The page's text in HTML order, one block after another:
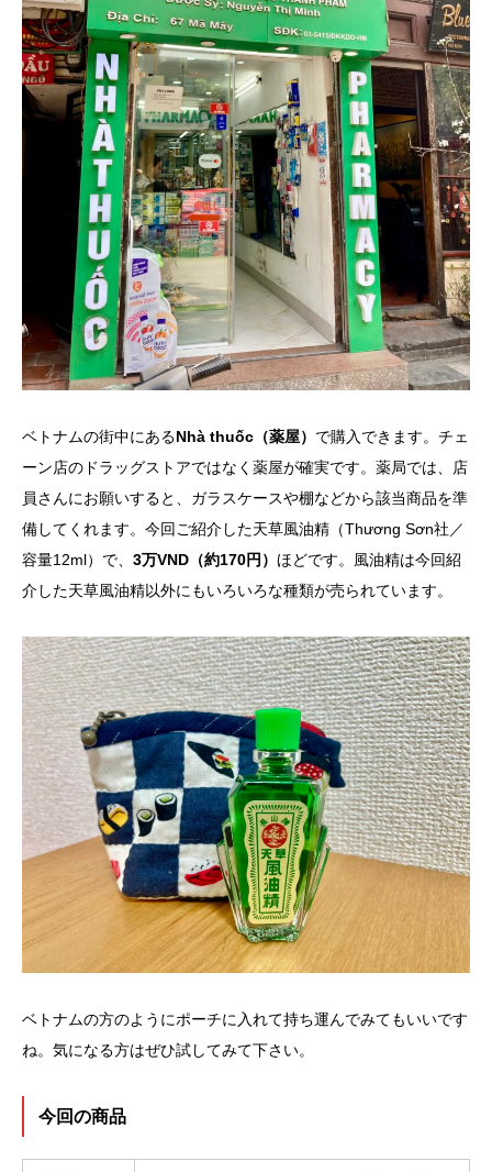
ベトナムの街中にあるNhà thuốc（薬屋） で購入できます。チェ
ーン店のドラッグストアではなく薬屋が確実です。薬局では、店
員さんにお願いすると、ガラスケースや棚などから該当商品を準
備してくれます。今回ご紹介した天草風油精（Thương Sơn社／
容量12ml）で、 3万VND（約170円） ほどです。風油精は今回紹
介した天草風油精以外にもいろいろな種類が売られています。
ベトナムの方のようにポーチに入れて持ち運んでみてもいいです
ね。気になる方はぜひ試してみて下さい。
今回の商品